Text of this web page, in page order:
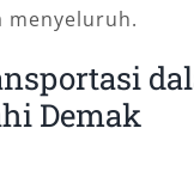
menyeluruh.
Demak